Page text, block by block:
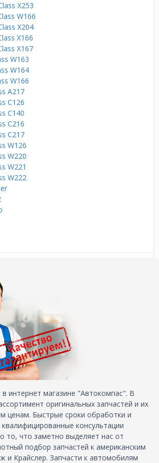
X253
W166
X204
X166
X167
W163
W164
W166
A217
C126
C140
C216
C217
W126
W220
W221
W222
интернет магазине "Автокомпас". В
оригинальных запчастей и их
ценам. Быстрые сроки обработки и
консультации
то, что заметно выделяет нас от
подбор запчастей к американским
и Крайслер. Запчасти к автомобилям